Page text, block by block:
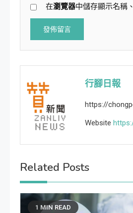
在瀏覽器中儲存顯示名稱
行腳日報
https://
Website
Related Posts
1 MIN READ